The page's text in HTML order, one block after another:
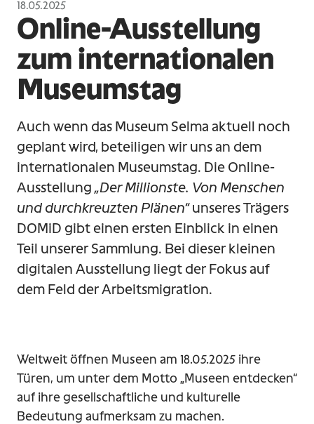
18.05.2025
Online-Ausstellung
zum internationalen
Museumstag
Auch wenn das Museum Selma aktuell noch
geplant wird, beteiligen wir uns an dem
internationalen Museumstag. Die Online-
Ausstellung„Der Millionste. Von Menschen
und durchkreuzten Plänen“unseres Trägers
DOMiD gibt einen ersten Einblick in einen
Teil unserer Sammlung. Bei dieser kleinen
digitalen Ausstellung liegt der Fokus auf
dem Feld der Arbeitsmigration.
Weltweit öffnen Museen am 18.05.2025 ihre
Türen, um unter dem Motto „Museen entdecken“
auf ihre gesellschaftliche und kulturelle
Bedeutung aufmerksam zu machen.